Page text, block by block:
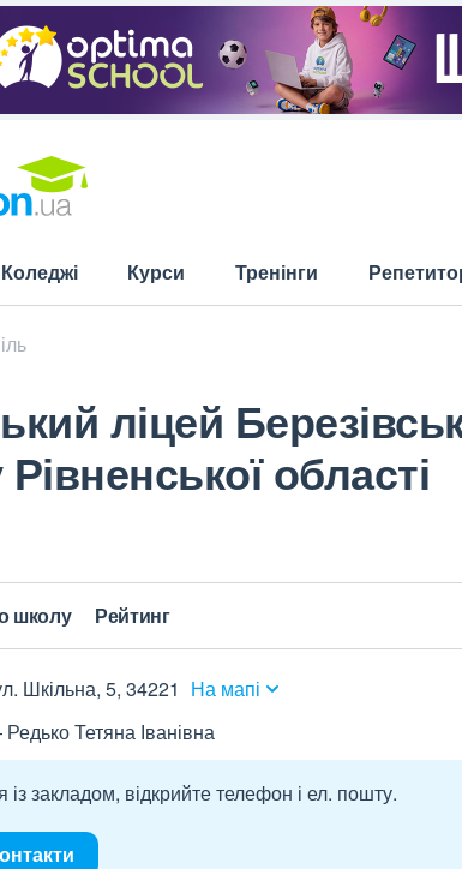
Коледжі Курси Тренінги
ліцей
області
школу Рейтинг
Шкільна, 5, 34221 На мапі
Тетяна Іванівна
закладом, відкрийте телефон і ел. пошту.